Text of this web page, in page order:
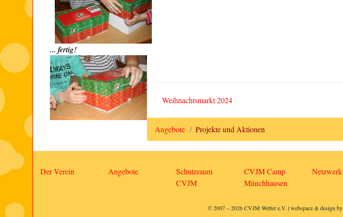
... fertig!
Weihnachtsmarkt 2024
Angebote Projekte und Aktionen
Der Verein Angebote
Schutzraum
CVJM
CVJM Camp
Münchhausen
Netzwerk
© 2007 – 2026 CVJM Wetter e.V. | webspace & design by